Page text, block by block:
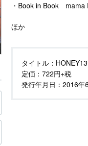
・Book in Book mama
ほか
タイトル：
定価： 722円+税
発行年月日： 2016年